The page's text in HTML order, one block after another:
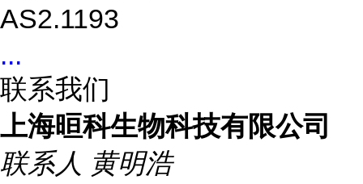
AS2.1193
...
联系我们
上海晅科生物科技有限公司
联系人 黄明浩